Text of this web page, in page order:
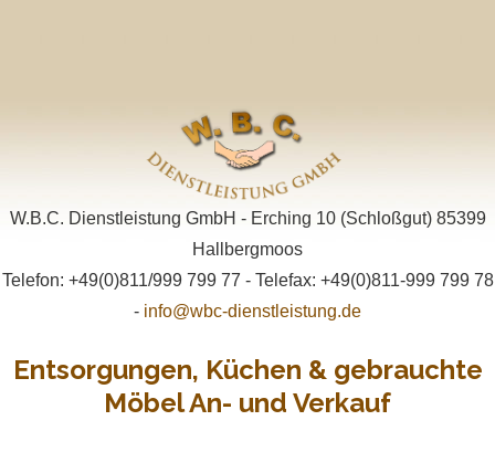
W.B.C. Dienstleistung GmbH - Erching 10 (Schloßgut) 85399
Hallbergmoos
Telefon: +49(0)811/999 799 77 - Telefax: +49(0)811-999 799 78
- info@wbc-dienstleistung.de
Entsorgungen, Küchen & gebrauchte
Möbel An- und Verkauf